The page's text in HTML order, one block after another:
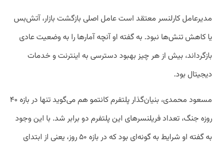
مدیرعامل کارلنسر معتقد است عامل اصلی بازگشت بازار، آتش‌بس
یا کاهش تنش‌ها نبود. به گفته او آنچه آمارها را به وضعیت عادی
بازگرداند، بیش از هر چیز بهبود دسترسی به اینترنت و خدمات
دیجیتال بود.
مسعود محمدی، بنیان‌گذار پلتفرم کانتمو هم می‌گوید تنها در بازه ۴۰
روزه جنگ، تعداد فریلنسرهای این پلتفرم دو برابر شد. با این وجود
به گفته او شرایط به گونه‌ای بود که در بازه ۵۰ روز، یعنی از ابتدای